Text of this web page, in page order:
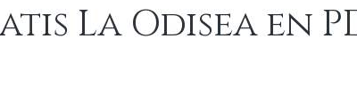
La Odisea en